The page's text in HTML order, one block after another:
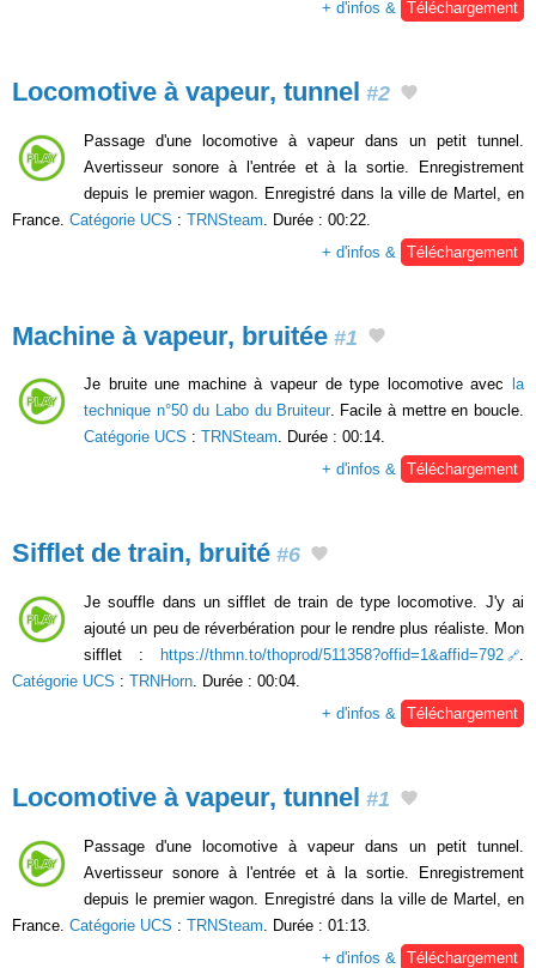
+ d'infos & Téléchargement
Locomotive à vapeur, tunnel #2
Passage d'une locomotive à vapeur dans un petit tunnel.
Avertisseur sonore à l'entrée et à la sortie. Enregistrement
depuis le premier wagon. Enregistré dans la ville de Martel, en
France. Catégorie UCS : TRNSteam . Durée : 00:22.
+ d'infos &
Téléchargement
Machine à vapeur, bruitée #1
Je bruite une machine à vapeur de type locomotive avec
la
technique n°50 du Labo du Bruiteur. Facile à mettre en boucle.
Catégorie UCS : TRNSteam. Durée : 00:14.
+ d'infos & Téléchargement
Sifflet de train, bruité #6
Je souffle dans un sifflet de train de type locomotive. J'y ai
ajouté un peu de réverbération pour le rendre plus réaliste. Mon
sifflet :
https://thmn.to/thoprod/511358?offid=1&affid=792
Catégorie UCS : TRNHorn . Durée : 00:04.
+ d'infos &
Téléchargement
Locomotive à vapeur, tunnel #1
Passage d'une locomotive à vapeur dans un petit tunnel.
Avertisseur sonore à l'entrée et à la sortie. Enregistrement
depuis le premier wagon. Enregistré dans la ville de Martel, en
France. Catégorie UCS : TRNSteam . Durée : 01:13.
+ d'infos &
Téléchargement